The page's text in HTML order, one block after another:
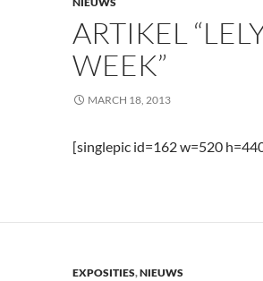
ARTIKEL
WEEK”
MARCH 18, 2013
[singlepic id=162 w=520
EXPOSITIES,NIEUWS